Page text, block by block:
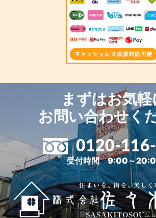
まずはお気軽
お問い合わせく
0120-
受付時間 9:00～